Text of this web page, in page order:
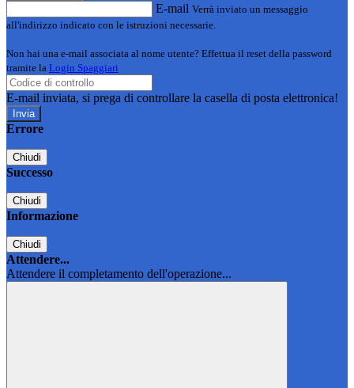
E-mail Verrà inviato un messaggio
all'indirizzo indicato con le istruzioni necessarie.
Non hai una e-mail associata al nome utente? Effettua il reset della password
tramite la Login Spaggiari
E-mail inviata, si prega di controllare la casella di posta elettronica!
Errore
Chiudi
Successo
Chiudi
Informazione
Chiudi
Attendere...
Attendere il completamento dell'operazione...